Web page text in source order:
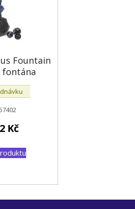
Fountain
fontána
Kč